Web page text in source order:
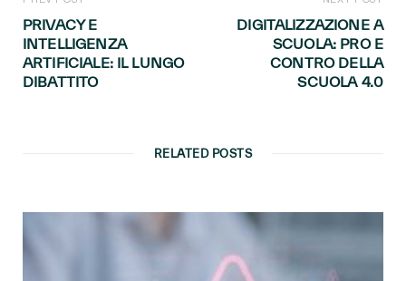
PRIVACY E
INTELLIGENZA
ARTIFICIALE: IL LUNGO
DIBATTITO
DIGITALIZZAZIONE A
SCUOLA: PRO E
CONTRO DELLA
SCUOLA 4.0
RELATED POSTS